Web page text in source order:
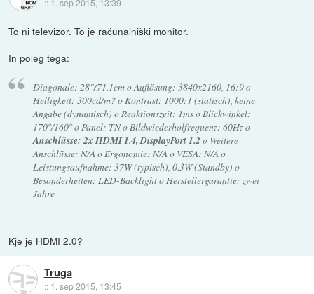
:: 1. sep 2015, 13:39
To ni televizor. To je računalniški monitor.
In poleg tega:
Diagonale: 28"/71.1cm o Auflösung: 3840x2160, 16:9 o
Helligkeit: 300cd/m? o Kontrast: 1000:1 (statisch), keine
Angabe (dynamisch) o Reaktionszeit: 1ms o Blickwinkel:
170°/160° o Panel: TN o Bildwiederholfrequenz: 60Hz o
Anschlüsse: 2x HDMI 1.4, DisplayPort 1.2 o Weitere
Anschlüsse: N/A o Ergonomie: N/A o VESA: N/A o
Leistungsaufnahme: 37W (typisch), 0.3W (Standby) o
Besonderheiten: LED-Backlight o Herstellergarantie: zwei
Jahre
Kje je HDMI 2.0?
Truga
:: 1. sep 2015, 13:45